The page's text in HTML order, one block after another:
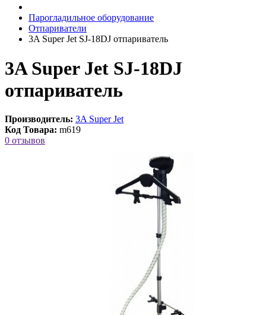
Парогладильное оборудование
Отпариватели
3A Super Jet SJ-18DJ отпариватель
3A Super Jet SJ-18DJ
отпариватель
Производитель: 3A Super Jet
Код Товара: m619
0 отзывов